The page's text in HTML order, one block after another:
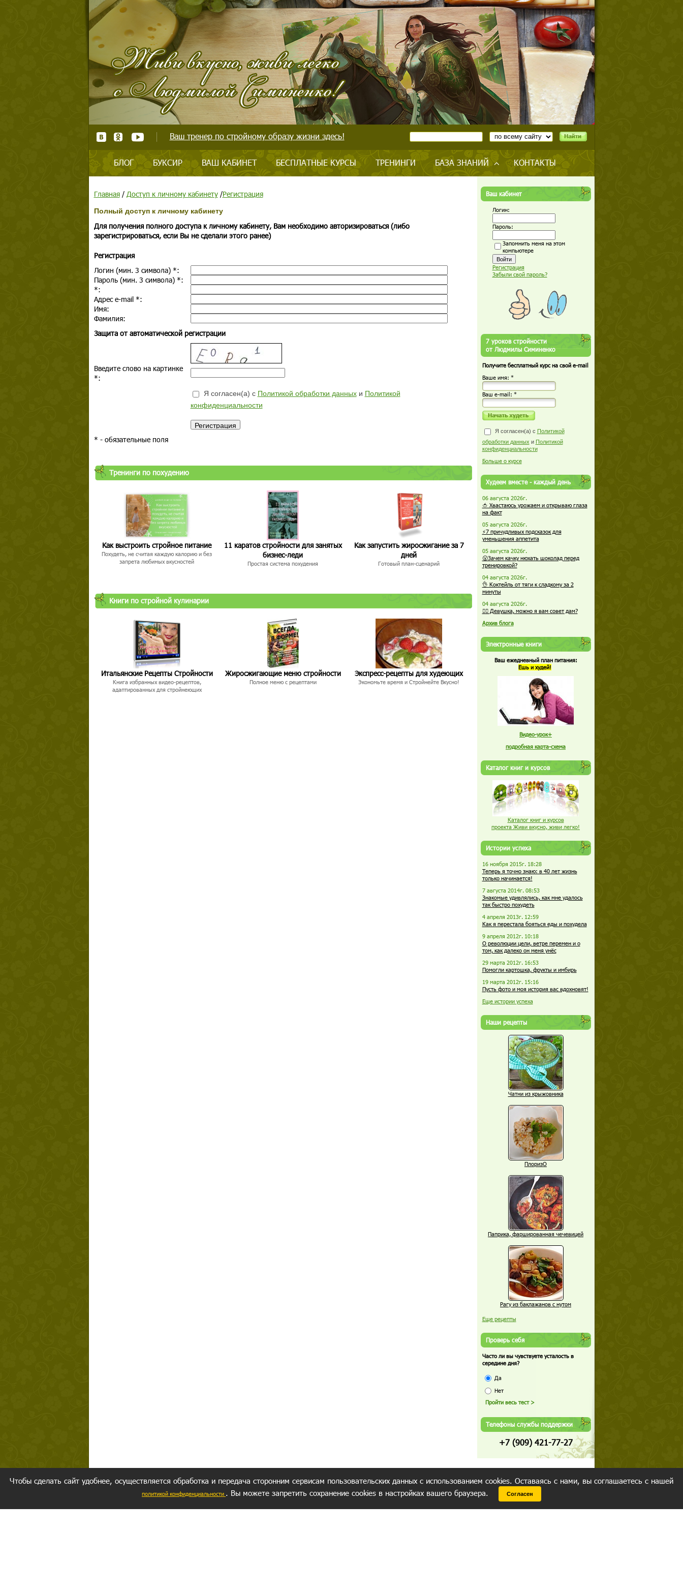
Ваш тренер по стройному образу жизни здесь!
БЛОГ БУКСИР ВАШ КАБИНЕТ БЕСПЛАТНЫЕ КУРСЫ ТРЕНИНГИ БАЗА ЗНАНИЙ КОНТАКТЫ
Главная/ Доступ к личному кабинету/Регистрация
Полный доступ к личному кабинету
Для получения полного доступа к личному кабинету, Вам необходимо авторизироваться (либо
зарегистрироваться, если Вы не сделали этого ранее)
Регистрация
Логин (мин. 3 символа) *:
Пароль (мин. 3 символа) *:
*:
Адрес e-mail *:
Имя:
Фамилия:
Защита от автоматической регистрации
Введите слово на картинке
*:
Я согласен(а) с Политикой обработки данныхи Политикой
конфиденциальности
* - обязательные поля
Тренинги по похудению
Как выстроить стройное питание
Похудеть, не считая каждую калорию и без
запрета любимых вкусностей
11 каратов стройности для занятых
бизнес-леди
Простая система похудения
Как запустить жиросжигание за 7
дней
Готовый план-сценарий
Книги по стройной кулинарии
Итальянские Рецепты Стройности
Книга избранных видео-рецептов,
адаптированных для стройнеющих
Жиросжигающие меню стройности
Полное меню с рецептами
Экспресс-рецепты для худеющих
Экономьте время и Стройнейте Вкусно!
Ваш кабинет
Логин:
Пароль:
Запомнить меня на этом
компьютере
Регистрация
Забыли свой пароль?
7 уроков стройности
от Людмилы Симиненко
Получите бесплатный курс на свой e-mail
Ваше имя: *
Ваш е-mail: *
Я согласен(а) с Политикой
обработки данных и Политикой
конфиденциальности
Больше о курсе
Худеем вместе - каждый день
06 августа 2026г.
🍅 Хвастаюсь урожаем и открываю глаза
на факт
05 августа 2026г.
⚡7 причудливых подсказок для
уменьшения аппетита
05 августа 2026г.
😮Зачем качку нюхать шоколад перед
тренировкой?
04 августа 2026г.
👌 Коктейль от тяги к сладкому за 2
минуты
04 августа 2026г.
🏋️‍♀️ Девушка, можно я вам совет дам?
Архив блога
Электронные книги
Ваш ежедневный план питания:
Ешь и худей!
Видео-урок+
подробная карта-схема
Каталог книг и курсов
Каталог книг и курсов
проекта Живи вкусно, живи легко!
Истории успеха
16 ноября 2015г. 18:28
Теперь я точно знаю: в 40 лет жизнь
только начинается!
7 августа 2014г. 08:53
Знакомые удивлялись, как мне удалось
так быстро похудеть
4 апреля 2013г. 12:59
Как я перестала бояться еды и похудела
9 апреля 2012г. 10:18
О революции цели, ветре перемен и о
том, как далеко он меня унёс
29 марта 2012г. 16:53
Помогли картошка, фрукты и имбирь
19 марта 2012г. 15:16
Пусть фото и моя история вас вдохновят!
Еще истории успеха
Наши рецепты
Чатни из крыжовника
ПлоризО
Паприка, фаршированная чечевицей
Рагу из баклажанов с нутом
Еще рецепты
Проверь себя
Часто ли вы чувствуете усталость в
середине дня?
Да
Нет
Телефоны службы поддержки
+7 (909) 421-77-27
Чтобы сделать сайт удобнее, осуществляется обработка и передача сторонним сервисам пользовательских данных с использованием cookies. Оставаясь с нами, вы соглашаетесь с нашей
политикой конфиденциальности . Вы можете запретить сохранение cookies в настройках вашего браузера. Согласен